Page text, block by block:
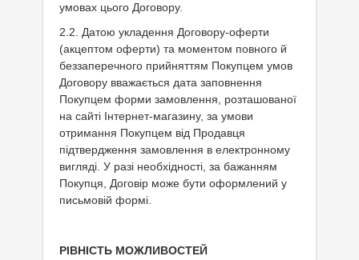
умовах цього Договору.
2.2. Датою укладення Договору-оферти
(акцептом оферти) та моментом повного й
беззаперечного прийняттям Покупцем умов
Договору вважається дата заповнення
Покупцем форми замовлення, розташованої
на сайті Інтернет-магазину, за умови
отримання Покупцем від Продавця
підтвердження замовлення в електронному
вигляді. У разі необхідності, за бажанням
Покупця, Договір може бути оформлений у
письмовій формі.
РІВНІСТЬ МОЖЛИВОСТЕЙ